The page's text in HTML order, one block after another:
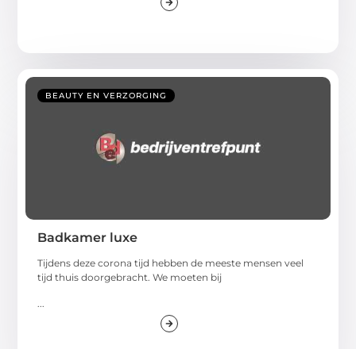
BEAUTY EN VERZORGING
Badkamer luxe
Tijdens deze corona tijd hebben de meeste mensen veel
tijd thuis doorgebracht. We moeten bij